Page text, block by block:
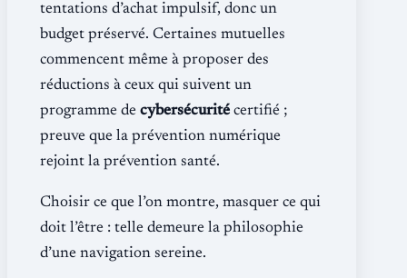
tentations d’achat impulsif, donc un
budget préservé. Certaines mutuelles
commencent même à proposer des
réductions à ceux qui suivent un
programme de cybersécurité certifié ;
preuve que la prévention numérique
rejoint la prévention santé.
Choisir ce que l’on montre, masquer ce qui
doit l’être : telle demeure la philosophie
d’une navigation sereine.